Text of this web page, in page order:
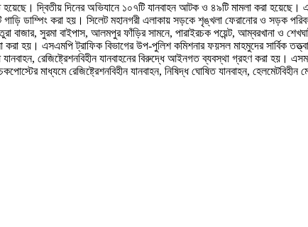
দ্বিতীয় দিনের অভিযানে ১০৭টি যানবাহন আটক ও ৪৯টি মামলা করা হয়েছে।
গাড়ি ডাম্পিং করা হয়। সিলেট মহানগরী এলাকায় সড়কে শৃঙ্খলা ফেরানোর ও সড়ক
বাজার, সুরমা বাইপাস, আলমপুর ফাঁড়ির সামনে, পারাইরচক পয়েন্ট, আম্বরখানা ও
হয়। এসএমপি ট্রাফিক বিভাগের উপ-পুলিশ কমিশনার ফয়সল মাহমুদের সার্বিক
রেজিষ্ট্রেশনবিহীন যানবাহনের বিরুদ্ধে আইনগত ব্যবস্থা গ্রহণ করা হয়।
মাধ্যমে রেজিষ্ট্রেশনবিহীন যানবাহন, নিষিদ্ধ ঘোষিত যানবাহন,